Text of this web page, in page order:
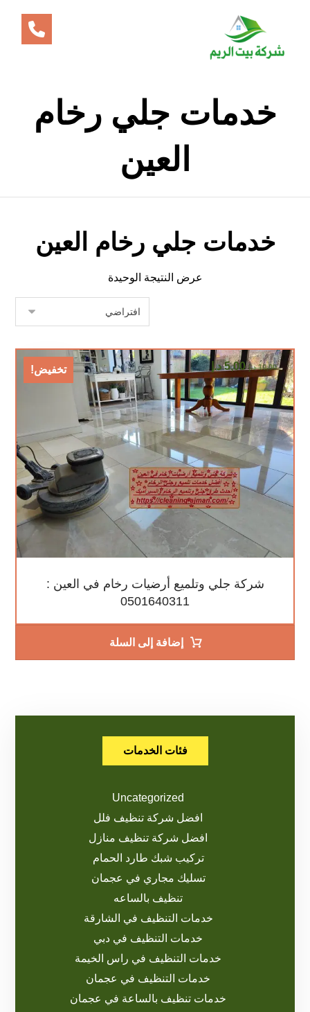
خدمات جلي رخام
العين
خدمات جلي رخام العين
عرض النتيجة الوحيدة
تخفيض!
شركة جلي وتلميع أرضيات رخام في العين :
0501640311
10,00 د.إ 5,00 د.إ
إضافة إلى السلة
فئات الخدمات
Uncategorized
افضل شركة تنظيف فلل
افضل شركة تنظيف منازل
تركيب شبك طارد الحمام
تسليك مجاري في عجمان
تنظيف بالساعه
خدمات التنظيف في الشارقة
خدمات التنظيف في دبي
خدمات التنظيف في راس الخيمة
خدمات التنظيف في عجمان
خدمات تنظيف بالساعة في عجمان